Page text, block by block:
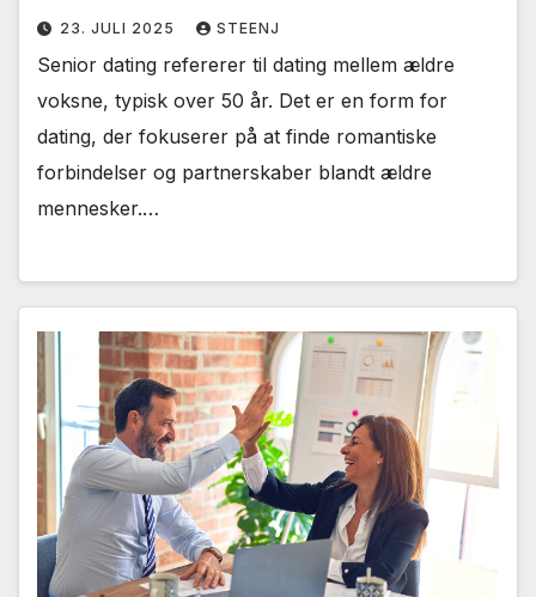
23. JULI 2025 STEENJ
Senior dating refererer til dating mellem ældre
voksne, typisk over 50 år. Det er en form for
dating, der fokuserer på at finde romantiske
forbindelser og partnerskaber blandt ældre
mennesker.…